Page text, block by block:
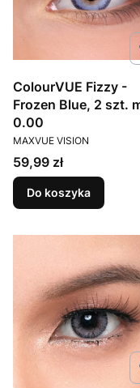
ColourVUE Fizzy -
Frozen Blue, 2 szt.
0.00
PRODUCENT
MAXVUE VISION
Cena
59,99 zł
Do koszyka